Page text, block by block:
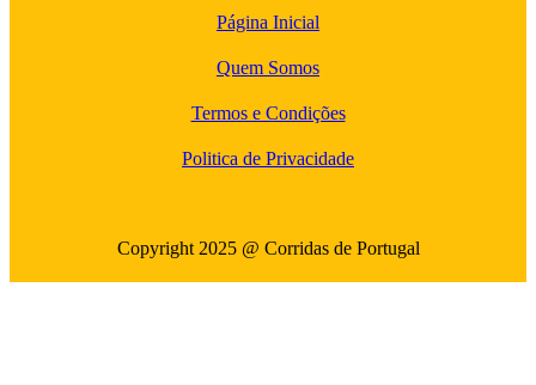
Página Inicial
Quem Somos
Termos e Condições
Politica de Privacidade
Copyright 2025 @ Corridas de Portugal